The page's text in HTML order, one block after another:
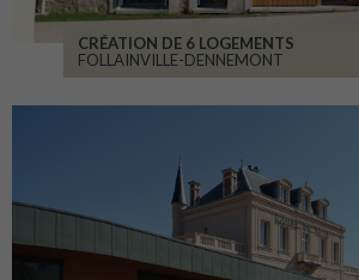
CRÉATION DE 6 LOGEMENTS
FOLLAINVILLE-DENNEMONT